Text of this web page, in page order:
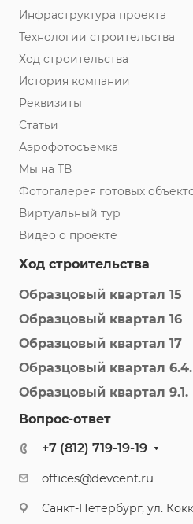
Инфраструктура проекта
Технологии строительства
Ход строительства
История компании
Реквизиты
Статьи
Аэрофотосъемка
Мы на ТВ
Фотогалерея готовых
Виртуальный тур
Видео о проекте
Ход строительства
Образцовый квартал 15
Образцовый квартал 16
Образцовый квартал 17
Образцовый квартал 6.4.
Образцовый квартал 9.1.
Вопрос-ответ
+7 (812) 719-19-19
offices@devcent.ru
Санкт-Петербург, ул.